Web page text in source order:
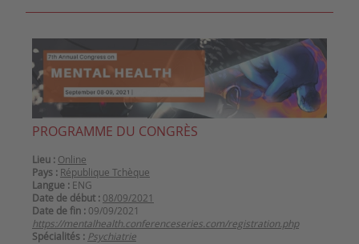
EXPERTS
REVUES DE PRESSE
CONGRÈS EN RÉSUMÉ
PROGRAMME DU CONGRÈS
Lieu : Online
Pays : République Tchèque
Langue : ENG
Date de début : 08/09/2021
Date de fin : 09/09/2021
https://mentalhealth.conferenceseries.com/registration.php
Spécialités : Psychiatrie